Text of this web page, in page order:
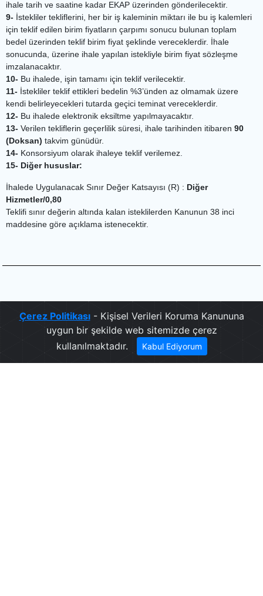
ihale tarih ve saatine kadar EKAP üzerinden gönderilecektir.
9- İstekliler tekliflerini, her bir iş kaleminin miktarı ile bu iş kalemleri
için teklif edilen birim fiyatların çarpımı sonucu bulunan toplam
bedel üzerinden teklif birim fiyat şeklinde vereceklerdir. İhale
sonucunda, üzerine ihale yapılan istekliyle birim fiyat sözleşme
imzalanacaktır.
10- Bu ihalede, işin tamamı için teklif verilecektir.
11- İstekliler teklif ettikleri bedelin %3’ünden az olmamak üzere
kendi belirleyecekleri tutarda geçici teminat vereceklerdir.
12- Bu ihalede elektronik eksiltme yapılmayacaktır.
13- Verilen tekliflerin geçerlilik süresi, ihale tarihinden itibaren 90
(Doksan) takvim günüdür.
14- Konsorsiyum olarak ihaleye teklif verilemez.
15- Diğer hususlar:
İhalede Uygulanacak Sınır Değer Katsayısı (R) : Diğer
Hizmetler/0,80
Teklifi sınır değerin altında kalan isteklilerden Kanunun 38 inci
maddesine göre açıklama istenecektir.
Çerez Politikası- Kişisel Verileri Koruma Kanununa
uygun bir şekilde web sitemizde çerez
kullanılmaktadır.
Kabul Ediyorum